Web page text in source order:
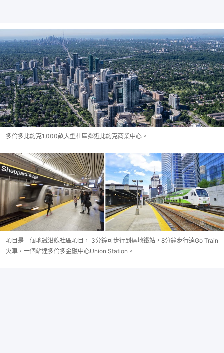
多倫多北約克1,000畝大型社區鄰近北約克商業中心。
項目是一個地鐵沿線社區項目， 3分鐘可步行到達地鐵站，8分鐘步行達Go Train
火車，一個站達多倫多金融中心Union Station。